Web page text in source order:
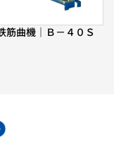
曲機｜Ｂ－４０Ｓ